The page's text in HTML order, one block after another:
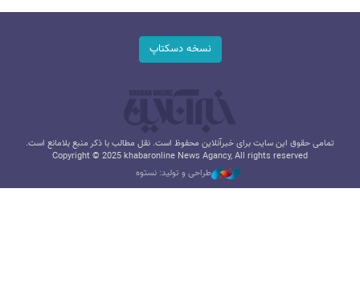
نسخه دسکتاپ
تمامی حقوق این سایت برای خبرآنلاین محفوظ است. نقل مطالب با ذکر منبع بلامانع است.
Copyright © 2025 khabaronline News Agancy, All rights reserved
طراحی و تولید: نستوه